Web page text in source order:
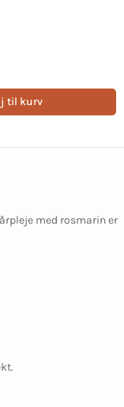
til kurv
med rosmarin er